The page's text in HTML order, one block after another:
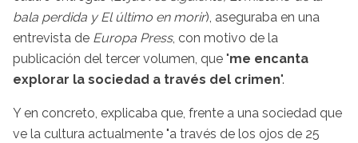
bala perdida y El último en morir), aseguraba en una
entrevista de Europa Press, con motivo de la
publicación del tercer volumen, que "me encanta
explorar la sociedad a través del crimen".
Y en concreto, explicaba que, frente a una sociedad que
ve la cultura actualmente "a través de los ojos de 25